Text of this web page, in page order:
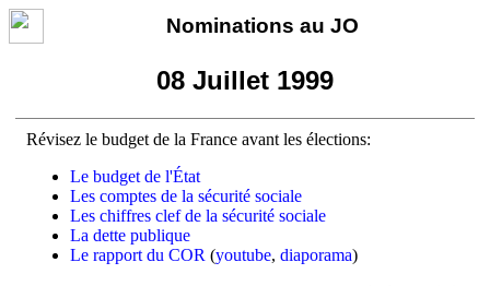
Nominations au JO
08 Juillet 1999
Révisez le budget de la France avant les élections:
Le budget de l'État
Les comptes de la sécurité sociale
Les chiffres clef de la sécurité sociale
La dette publique
Le rapport du COR (youtube, diaporama)